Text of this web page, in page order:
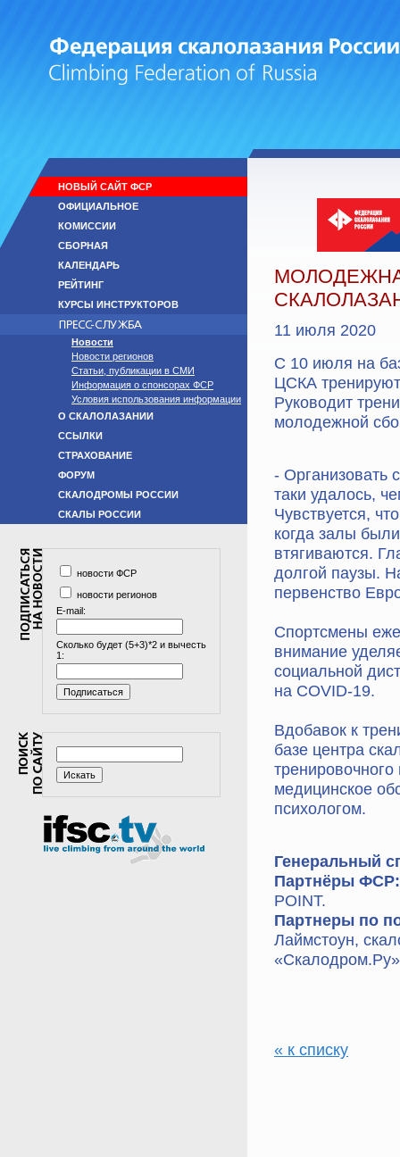
НОВЫЙ САЙТ ФСР
ОФИЦИАЛЬНОЕ
КОМИССИИ
СБОРНАЯ
КАЛЕНДАРЬ
РЕЙТИНГ
КУРСЫ ИНСТРУКТОРОВ
Новости
Новости регионов
Статьи, публикации в СМИ
Информация о спонсорах ФСР
Условия использования информации
О СКАЛОЛАЗАНИИ
ССЫЛКИ
СТРАХОВАНИЕ
ФОРУМ
СКАЛОДРОМЫ РОССИИ
СКАЛЫ РОССИИ
новости ФСР
новости регионов
E-mail:
Сколько будет (5+3)*2 и вычесть
1:
11 июля 2020
С 10 июля на
ЦСКА
Руководит
молодежной
- Организовать
таки удалось,
Чувствуется,
когда залы
втягиваются.
долгой паузы.
первенство
Спортсмены
внимание
социальной
на COVID-19.
Вдобавок к
базе центра
медицинское
психологом.
Генеральный
Партнёры
POINT.
Партнеры по
Лаймстоун,
« к списку